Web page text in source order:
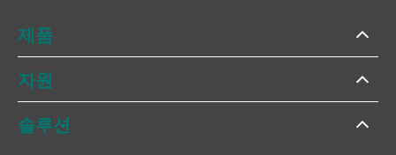
제품
자원
솔루션